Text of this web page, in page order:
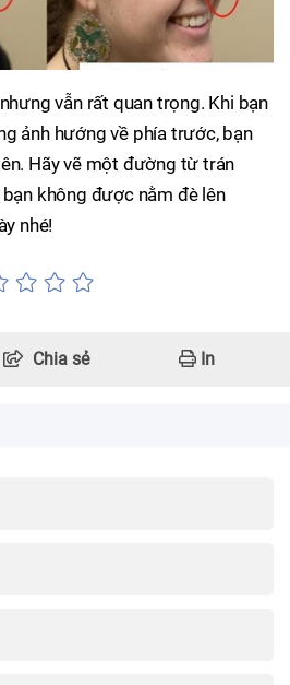
vẫn rất quan trọng. Khi bạn
ảnh hướng về phía trước, bạn
Hãy vẽ một đường từ trán
không được nằm đè lên
nhé!
Chia sẻ In